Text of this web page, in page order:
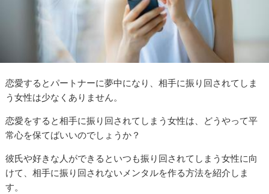
恋愛するとパートナーに夢中になり、相手に振り回されてしま
う女性は少なくありません。
恋愛をすると相手に振り回されてしまう女性は、どうやって平
常心を保てばいいのでしょうか？
彼氏や好きな人ができるといつも振り回されてしまう女性に向
けて、相手に振り回されないメンタルを作る方法を紹介しま
す。